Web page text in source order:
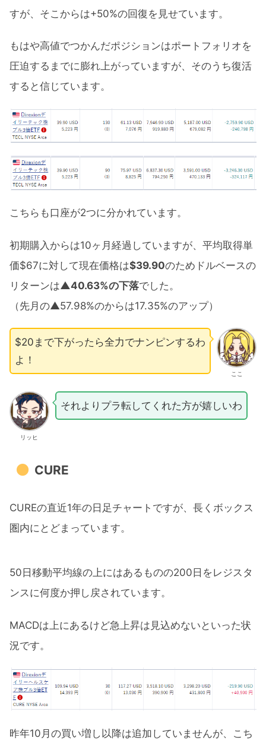
すが、そこからは+50%の回復を見せています。
もはや高値でつかんだポジションはポートフォリオを
圧迫するまでに膨れ上がっていますが、そのうち復活
すると信じています。
こちらも口座が2つに分かれています。
初期購入からは10ヶ月経過していますが、平均取得単
価$67に対して現在価格は$39.90のためドルベースの
リターンは▲40.63%の下落でした。
（先月の▲57.98%のからは17.35%のアップ）
ここ
$20まで下がったら全力でナンピンするわ
よ！
リッヒ
それよりプラ転してくれた方が嬉しいわ
CURE
CUREの直近1年の日足チャートですが、長くボックス
圏内にとどまっています。
50日移動平均線の上にはあるものの200日をレジスタ
ンスに何度か押し戻されています。
MACDは上にあるけど急上昇は見込めないといった状
況です。
昨年10月の買い増し以降は追加していませんが、こち